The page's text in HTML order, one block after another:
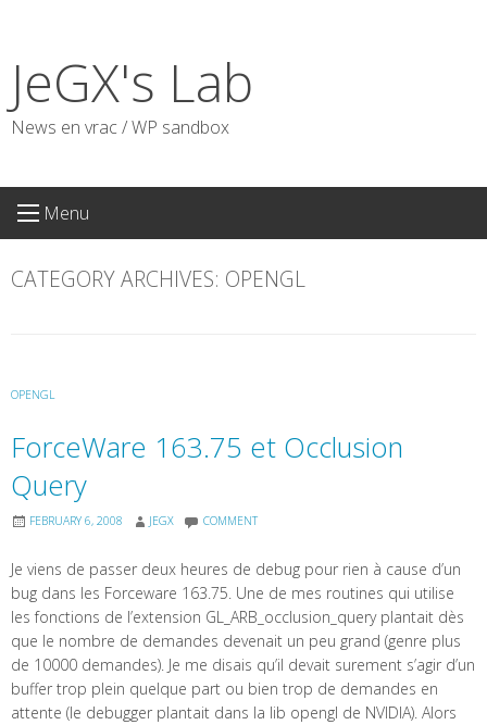
content
JeGX's Lab
News en vrac / WP sandbox
Menu
CATEGORY ARCHIVES: OPENGL
OPENGL
ForceWare 163.75 et Occlusion
Query
FEBRUARY 6, 2008 JEGX COMMENT
Je viens de passer deux heures de debug pour rien à cause d’un
bug dans les Forceware 163.75. Une de mes routines qui utilise
les fonctions de l’extension GL_ARB_occlusion_query plantait dès
que le nombre de demandes devenait un peu grand (genre plus
de 10000 demandes). Je me disais qu’il devait surement s’agir d’un
buffer trop plein quelque part ou bien trop de demandes en
attente (le debugger plantait dans la lib opengl de NVIDIA). Alors